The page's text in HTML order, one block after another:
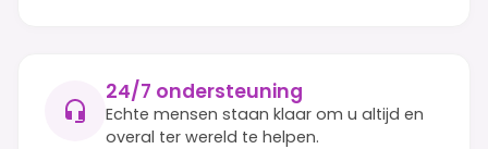
24/7 ondersteuning
Echte mensen staan klaar om u altijd en
overal ter wereld te helpen.